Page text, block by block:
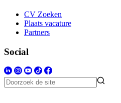
CV Zoeken
Plaats vacature
Partners
Social